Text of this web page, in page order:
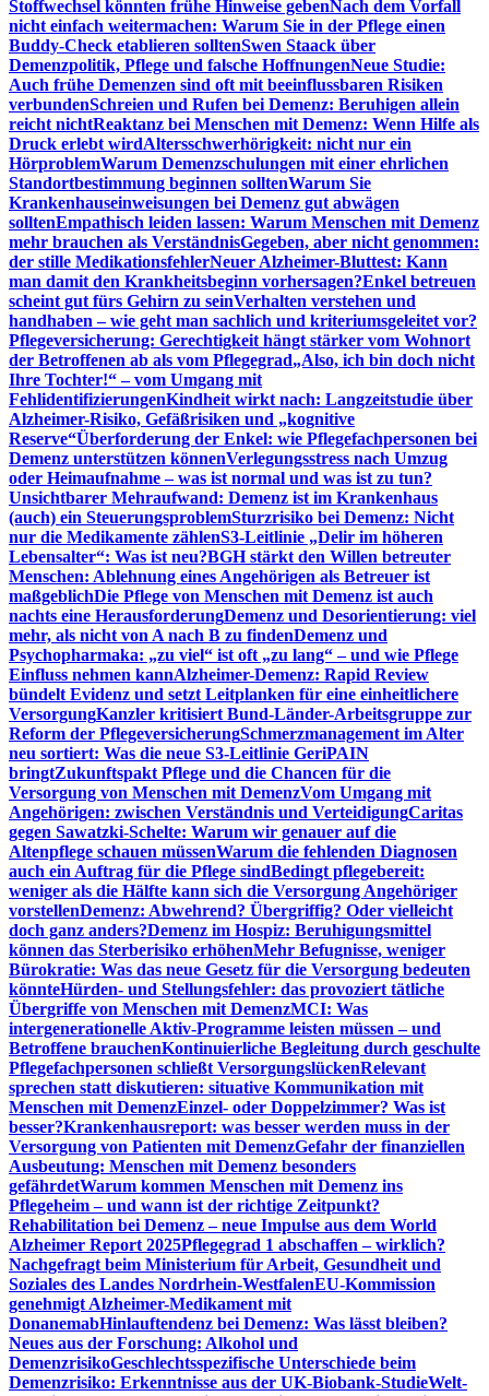
Stoffwechsel könnten frühe Hinweise gebenNach dem Vorfall
nicht einfach weitermachen: Warum Sie in der Pflege einen
Buddy-Check etablieren solltenSwen Staack über
Demenzpolitik, Pflege und falsche HoffnungenNeue Studie:
Auch frühe Demenzen sind oft mit beeinflussbaren Risiken
verbundenSchreien und Rufen bei Demenz: Beruhigen allein
reicht nichtReaktanz bei Menschen mit Demenz: Wenn Hilfe als
Druck erlebt wirdAltersschwerhörigkeit: nicht nur ein
HörproblemWarum Demenzschulungen mit einer ehrlichen
Standortbestimmung beginnen solltenWarum Sie
Krankenhauseinweisungen bei Demenz gut abwägen
solltenEmpathisch leiden lassen: Warum Menschen mit Demenz
mehr brauchen als VerständnisGegeben, aber nicht genommen:
der stille MedikationsfehlerNeuer Alzheimer-Bluttest: Kann
man damit den Krankheitsbeginn vorhersagen?Enkel betreuen
scheint gut fürs Gehirn zu seinVerhalten verstehen und
handhaben – wie geht man sachlich und kriteriumsgeleitet vor?
Pflegeversicherung: Gerechtigkeit hängt stärker vom Wohnort
der Betroffenen ab als vom Pflegegrad„Also, ich bin doch nicht
Ihre Tochter!“ – vom Umgang mit
FehlidentifizierungenKindheit wirkt nach: Langzeitstudie über
Alzheimer-Risiko, Gefäßrisiken und „kognitive
Reserve“Überforderung der Enkel: wie Pflegefachpersonen bei
Demenz unterstützen könnenVerlegungsstress nach Umzug
oder Heimaufnahme – was ist normal und was ist zu tun?
Unsichtbarer Mehraufwand: Demenz ist im Krankenhaus
(auch) ein SteuerungsproblemSturzrisiko bei Demenz: Nicht
nur die Medikamente zählenS3-Leitlinie „Delir im höheren
Lebensalter“: Was ist neu?BGH stärkt den Willen betreuter
Menschen: Ablehnung eines Angehörigen als Betreuer ist
maßgeblichDie Pflege von Menschen mit Demenz ist auch
nachts eine HerausforderungDemenz und Desorientierung: viel
mehr, als nicht von A nach B zu findenDemenz und
Psychopharmaka: „zu viel“ ist oft „zu lang“ – und wie Pflege
Einfluss nehmen kannAlzheimer-Demenz: Rapid Review
bündelt Evidenz und setzt Leitplanken für eine einheitlichere
VersorgungKanzler kritisiert Bund-Länder-Arbeitsgruppe zur
Reform der PflegeversicherungSchmerzmanagement im Alter
neu sortiert: Was die neue S3-Leitlinie GeriPAIN
bringtZukunftspakt Pflege und die Chancen für die
Versorgung von Menschen mit DemenzVom Umgang mit
Angehörigen: zwischen Verständnis und VerteidigungCaritas
gegen Sawatzki-Schelte: Warum wir genauer auf die
Altenpflege schauen müssenWarum die fehlenden Diagnosen
auch ein Auftrag für die Pflege sindBedingt pflegebereit:
weniger als die Hälfte kann sich die Versorgung Angehöriger
vorstellenDemenz: Abwehrend? Übergriffig? Oder vielleicht
doch ganz anders?Demenz im Hospiz: Beruhigungsmittel
können das Sterberisiko erhöhenMehr Befugnisse, weniger
Bürokratie: Was das neue Gesetz für die Versorgung bedeuten
könnteHürden- und Stellungsfehler: das provoziert tätliche
Übergriffe von Menschen mit DemenzMCI: Was
intergenerationelle Aktiv-Programme leisten müssen – und
Betroffene brauchenKontinuierliche Begleitung durch geschulte
Pflegefachpersonen schließt VersorgungslückenRelevant
sprechen statt diskutieren: situative Kommunikation mit
Menschen mit DemenzEinzel- oder Doppelzimmer? Was ist
besser?Krankenhausreport: was besser werden muss in der
Versorgung von Patienten mit DemenzGefahr der finanziellen
Ausbeutung: Menschen mit Demenz besonders
gefährdetWarum kommen Menschen mit Demenz ins
Pflegeheim – und wann ist der richtige Zeitpunkt?
Rehabilitation bei Demenz – neue Impulse aus dem World
Alzheimer Report 2025Pflegegrad 1 abschaffen – wirklich?
Nachgefragt beim Ministerium für Arbeit, Gesundheit und
Soziales des Landes Nordrhein-WestfalenEU-Kommission
genehmigt Alzheimer-Medikament mit
DonanemabHinlauftendenz bei Demenz: Was lässt bleiben?
Neues aus der Forschung: Alkohol und
DemenzrisikoGeschlechtsspezifische Unterschiede beim
Demenzrisiko: Erkenntnisse aus der UK-Biobank-StudieWelt-